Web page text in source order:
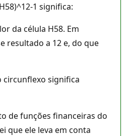
1 significa:
da célula H58. Em
resultado a 12 e, do que
circunflexo significa
de funções financeiras do
que ele leva em conta